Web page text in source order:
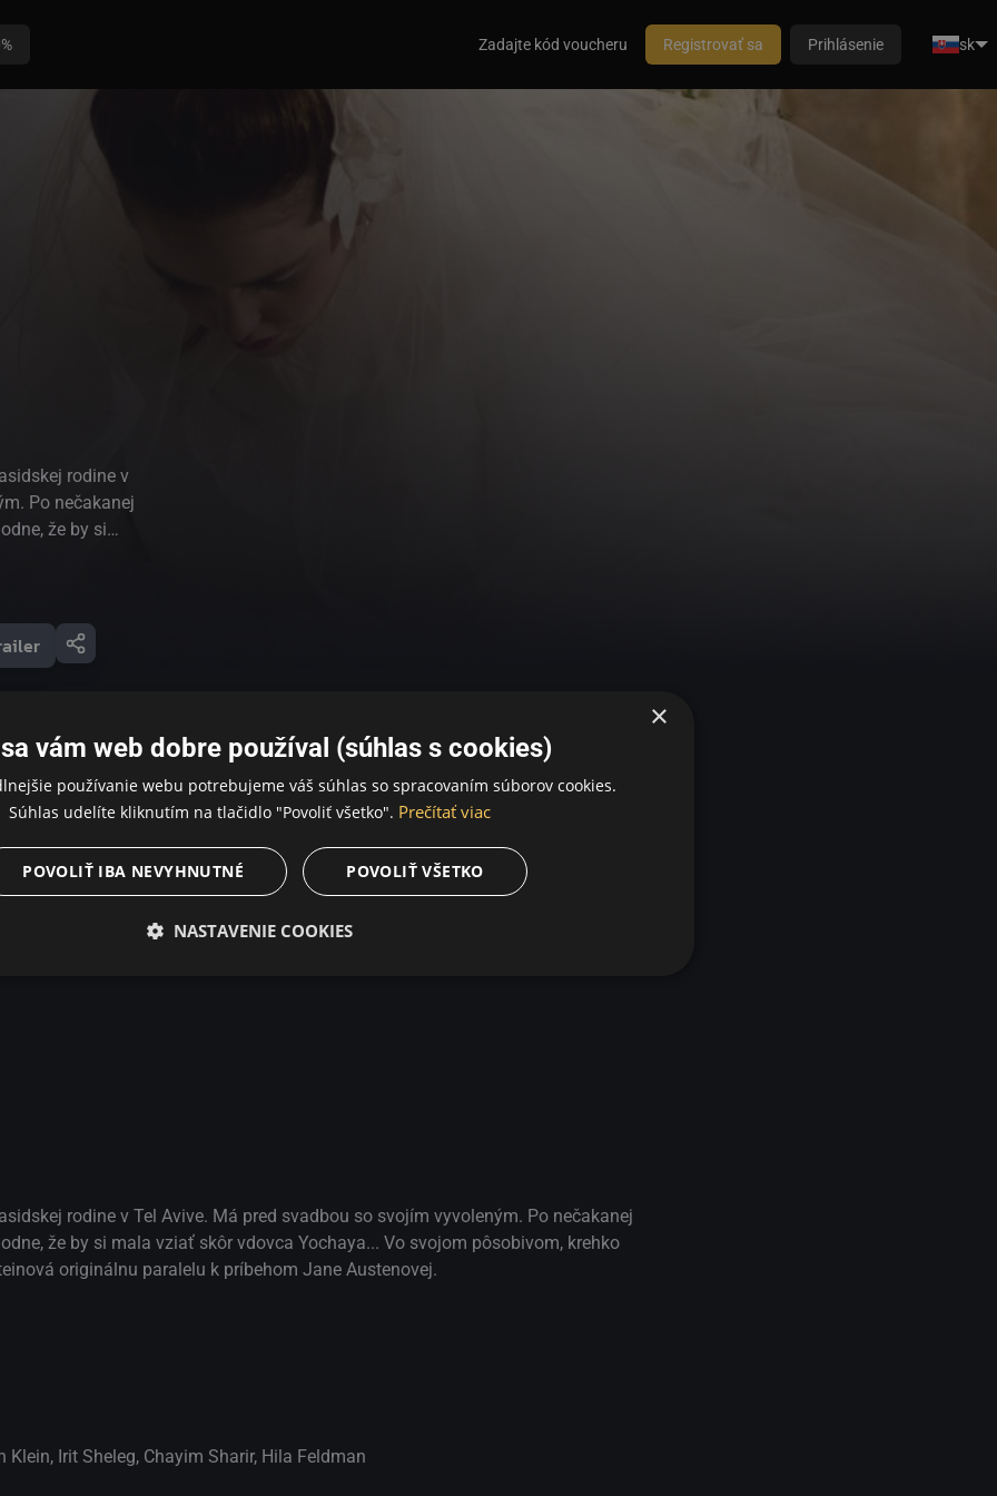
Zadajte kód voucheru Registrovať sa Prihlásenie sk
rodine v
Po nečakanej
že by si
rodine v Tel Avive. Má pred svadbou so svojím vyvoleným. Po nečakanej
že by si mala vziať skôr vdovca Yochaya... Vo svojom pôsobivom, krehko
originálnu paralelu k príbehom Jane Austenovej.
Klein, Irit Sheleg, Chayim Sharir, Hila Feldman
×
vám web dobre používal (súhlas s cookies)
používanie webu potrebujeme váš súhlas so spracovaním súborov cookies.
Súhlas udelíte kliknutím na tlačidlo "Povoliť všetko". Prečítať viac
POVOLIŤ VŠETKO
POVOLIŤ IBA NEVYHNUTNÉ
NASTAVENIE COOKIES